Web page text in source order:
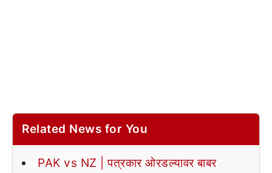
Related News for You
PAK vs NZ | पत्रकार ओरडल्यावर बाबर